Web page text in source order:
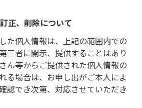
正、削除について
た個人情報は、上記の範囲内での
三者に開示、提供することはあり
ん等からご提供された個人情報の
る場合は、お申し出がご本人によ
認でき次第、対応させていただき